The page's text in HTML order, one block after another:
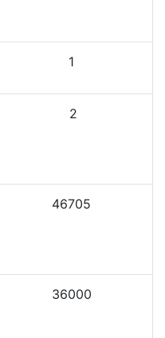
1
2
46705
36000